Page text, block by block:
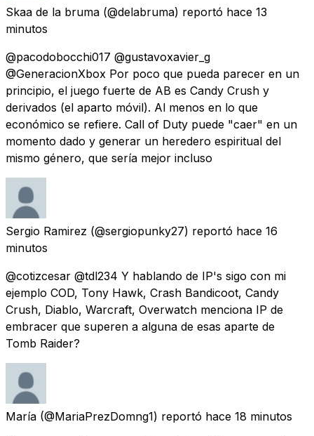
Skaa de la bruma (@delabruma) reportó hace 13
minutos
@pacodobocchi017 @gustavoxavier_g
@GeneracionXbox Por poco que pueda parecer en un
principio, el juego fuerte de AB es Candy Crush y
derivados (el aparto móvil). Al menos en lo que
económico se refiere. Call of Duty puede "caer" en un
momento dado y generar un heredero espiritual del
mismo género, que sería mejor incluso
Sergio Ramirez (@sergiopunky27) reportó hace 16
minutos
@cotizcesar @tdl234 Y hablando de IP's sigo con mi
ejemplo COD, Tony Hawk, Crash Bandicoot, Candy
Crush, Diablo, Warcraft, Overwatch menciona IP de
embracer que superen a alguna de esas aparte de
Tomb Raider?
María (@MariaPrezDomng1) reportó hace 18 minutos